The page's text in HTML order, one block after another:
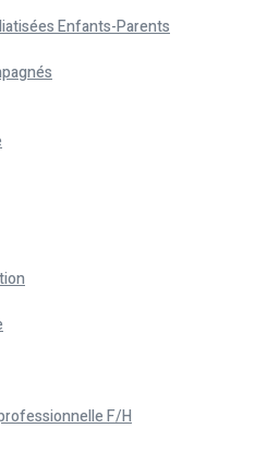
Enfants-Parents
F/H